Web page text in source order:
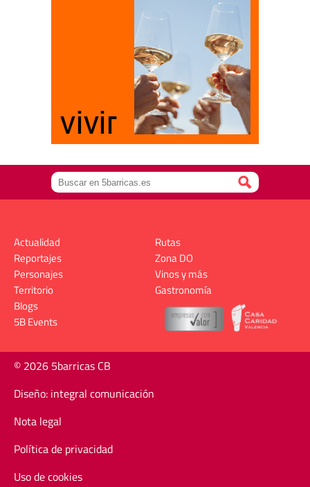
Actualidad
Reportajes
Personajes
Territorio
Rutas
Zona DO
Vinos y más
Gastronomía
Blogs
5B Events
© 2026 5barricas CB
Diseño: integral comunicación
Nota legal
Política de privacidad
Uso de cookies